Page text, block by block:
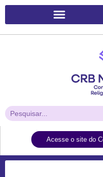
Acesse o site do